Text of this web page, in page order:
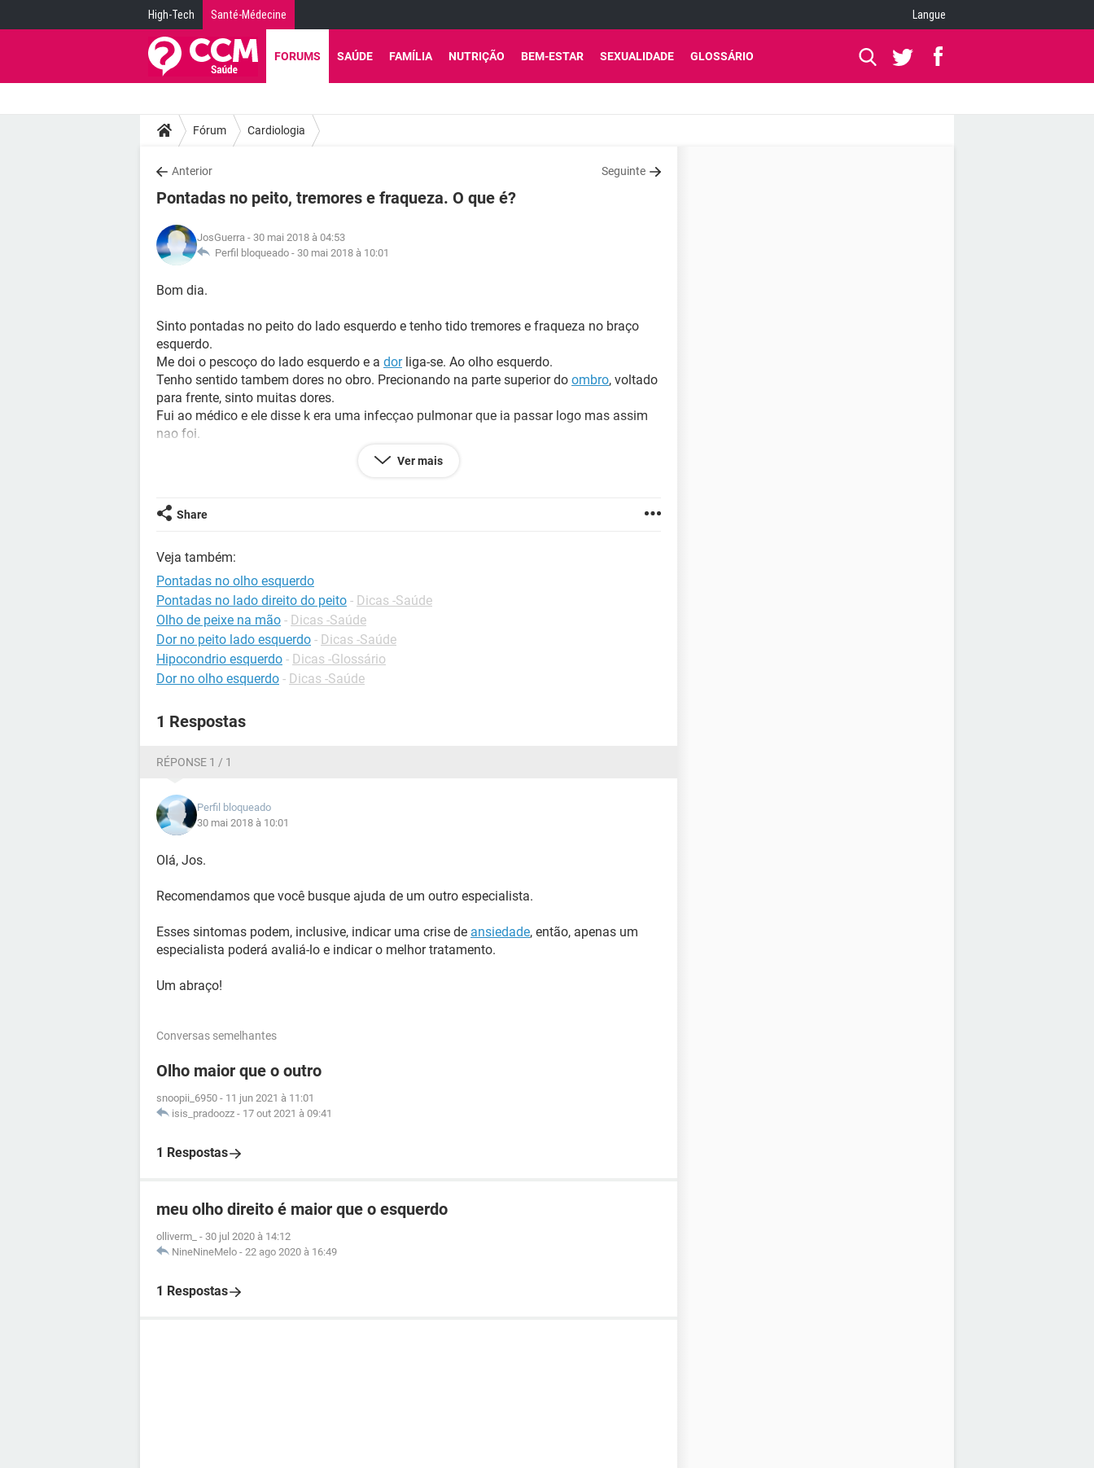
High-Tech Santé-Médecine Langue
FORUMS SAÚDE FAMÍLIA NUTRIÇÃO BEM-ESTAR SEXUALIDADE GLOSSÁRIO
Fórum Cardiologia
Anterior Seguinte
Pontadas no peito, tremores e fraqueza. O que é?
JosGuerra - 30 mai 2018 à 04:53
Perfil bloqueado - 30 mai 2018 à 10:01
Bom dia.
Sinto pontadas no peito do lado esquerdo e tenho tido tremores e fraqueza no braço
esquerdo.
Me doi o pescoço do lado esquerdo e a dorliga-se. Ao olho esquerdo.
Tenho sentido tambem dores no obro. Precionando na parte superior do ombro, voltado
para frente, sinto muitas dores.
Fui ao médico e ele disse k era uma infecçao pulmonar que ia passar logo mas assim
nao foi.
Ver mais
Share
Veja também:
Pontadas no olho esquerdo
Pontadas no lado direito do peito - Dicas -Saúde
Olho de peixe na mão - Dicas -Saúde
Dor no peito lado esquerdo - Dicas -Saúde
Hipocondrio esquerdo - Dicas -Glossário
Dor no olho esquerdo - Dicas -Saúde
1 Respostas
RÉPONSE 1 / 1
Perfil bloqueado
30 mai 2018 à 10:01
Olá, Jos.
Recomendamos que você busque ajuda de um outro especialista.
Esses sintomas podem, inclusive, indicar uma crise de ansiedade, então, apenas um
especialista poderá avaliá-lo e indicar o melhor tratamento.
Um abraço!
Conversas semelhantes
Olho maior que o outro
snoopii_6950 - 11 jun 2021 à 11:01
isis_pradoozz - 17 out 2021 à 09:41
1 Respostas
meu olho direito é maior que o esquerdo
olliverm_ - 30 jul 2020 à 14:12
NineNineMelo - 22 ago 2020 à 16:49
1 Respostas